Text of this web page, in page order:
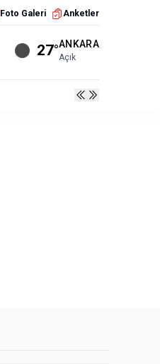
Foto Galeri Anketler
27°ANKARA
Açık